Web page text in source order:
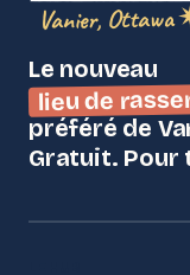
Vanier, Ottawa
Le nouveau
lieu de
préféré de
Gratuit. Pour